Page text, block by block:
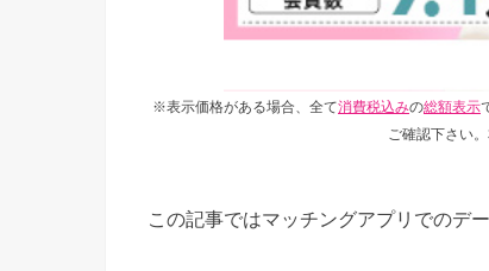
※表示価格がある場合、全て消費税込みの総額表示
ご確認下さい
この記事ではマッチングアプリでのデ